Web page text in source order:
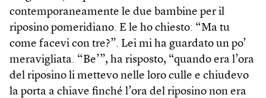
contemporaneamente le due bambine per il
riposino pomeridiano. E le ho chiesto: “Ma tu
come facevi con tre?”. Lei mi ha guardato un po’
meravigliata. “Be’”, ha risposto, “quando era l’ora
del riposino li mettevo nelle loro culle e chiudevo
la porta a chiave finché l’ora del riposino non era